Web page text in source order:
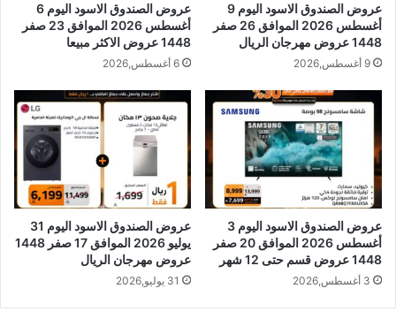
عروض الصندوق الاسود اليوم 9
أغسطس 2026 الموافق 26 صفر
1448 عروض مهرجان الريال
9 أغسطس,2026
عروض الصندوق الاسود اليوم 6
أغسطس 2026 الموافق 23 صفر
1448 عروض الاكثر مبيعا
6 أغسطس,2026
عروض الصندوق الاسود اليوم 3
أغسطس 2026 الموافق 20 صفر
1448 عروض قسم حتى 12 شهر
3 أغسطس,2026
عروض الصندوق الاسود اليوم 31
يوليو 2026 الموافق 17 صفر 1448
عروض مهرجان الريال
31 يوليو,2026